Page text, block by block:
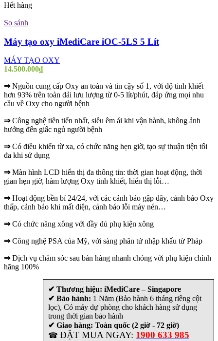
Hết hàng
So sánh
Máy tạo oxy iMediCare iOC-5LS 5 Lít
MÁY TẠO OXY
14.500.000₫
⇒Nguồn cung cấp Oxy an toàn và tin cậy số 1, với độ tinh khiết
hơn 93% trên toàn dải lưu lượng từ 0-5 lít/phút, đáp ứng mọi nhu
cầu về Oxy cho người bệnh
⇒Công nghệ tiên tiến nhất, siêu êm ái khi vận hành, không ảnh
hưởng đến giấc ngủ người bệnh
⇒Có điều khiển từ xa, có chức năng hẹn giờ, tạo sự thuận tiện tối
đa khi sử dụng
⇒Màn hình LCD hiển thị đa thông tin: thời gian hoạt động, thời
gian hẹn giờ, hàm lượng Oxy tinh khiết, hiển thị lỗi…
⇒Hoạt động bền bỉ 24/24, với các cảnh báo gập dây, cảnh báo Oxy
thấp, cảnh báo khi mất điện, cảnh báo lỗi máy nén…
⇒Có chức năng xông với đầy đủ phụ kiện xông
⇒Công nghệ PSA của Mỹ, với sàng phân tử nhập khẩu từ Pháp
⇒Dịch vụ chăm sóc sau bán hàng nhanh chóng với phụ kiện chính
hãng 100%
✔ Thương hiệu: iMediCare – Singapore
✔ Bảo hành: 1 Năm (Bảo hành 6 tháng riêng cột
lọc), Có máy dự phòng cho khách hàng sử dụng
trong thời gian bảo hành
✔ Giao hàng: Toàn quốc (2 giờ - 72 giờ)
☎ ĐẶT MUA NGAY: 1900 633 985